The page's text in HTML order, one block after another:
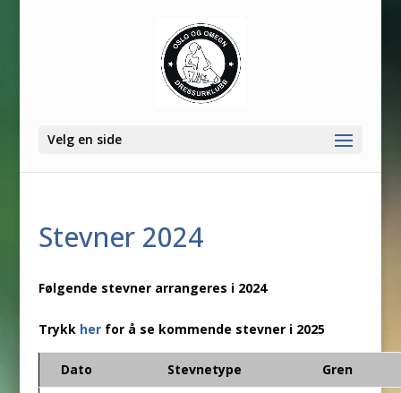
Velg en side
Stevner 2024
Følgende stevner arrangeres i 2024
Trykk herfor å se kommende stevner i 2025
Dato Stevnetype Gren